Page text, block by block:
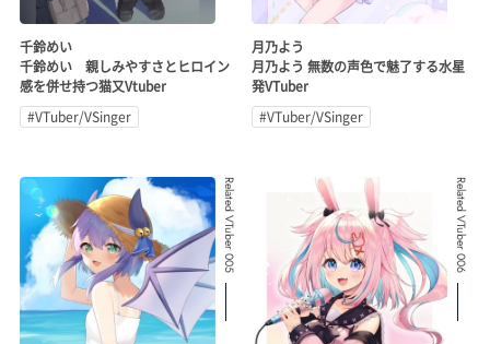
千鈴めい
千鈴めい 親しみやすさとヒロイン
感を併せ持つ猫又Vtuber
#VTuber/VSinger
月乃よう
月乃よう 無数の声色で魅了する水星
発VTuber
#VTuber/VSinger
Related VTuber 005 Related VTuber 006